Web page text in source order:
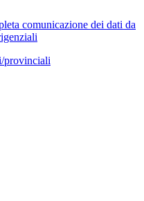
comunicazione dei dati da
provinciali